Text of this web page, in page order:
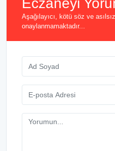
Eczaneyi
Aşağılayıcı, kötü söz ve
onaylanmamaktadır...